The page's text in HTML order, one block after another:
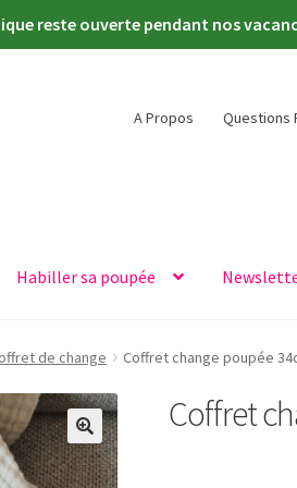
reste ouverte pendant nos
A Propos Questions
Habiller sa poupée
de change Coffret change poupée
Coffret